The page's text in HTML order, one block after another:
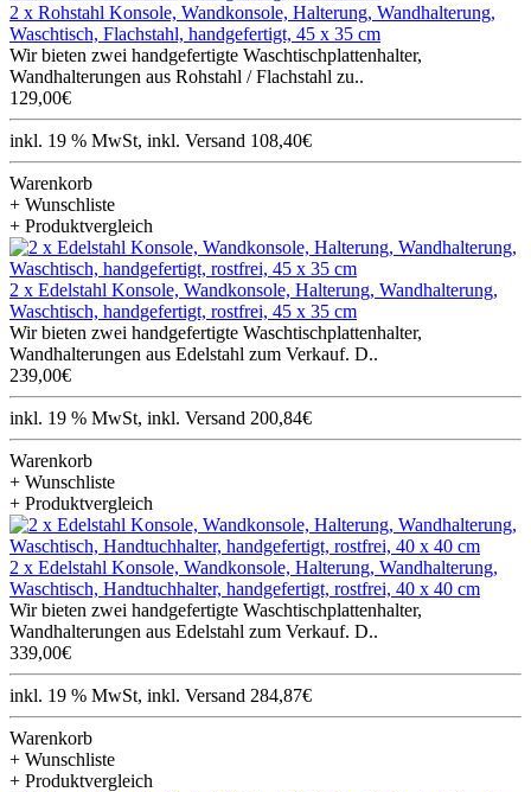
2 x Rohstahl Konsole, Wandkonsole, Halterung, Wandhalterung,
Waschtisch, Flachstahl, handgefertigt, 45 x 35 cm
Wir bieten zwei handgefertigte Waschtischplattenhalter,
Wandhalterungen aus Rohstahl / Flachstahl zu..
129,00€
inkl. 19 % MwSt, inkl. Versand 108,40€
Warenkorb
+ Wunschliste
+ Produktvergleich
2 x Edelstahl Konsole, Wandkonsole, Halterung, Wandhalterung,
Waschtisch, handgefertigt, rostfrei, 45 x 35 cm
Wir bieten zwei handgefertigte Waschtischplattenhalter,
Wandhalterungen aus Edelstahl zum Verkauf. D..
239,00€
inkl. 19 % MwSt, inkl. Versand 200,84€
Warenkorb
+ Wunschliste
+ Produktvergleich
2 x Edelstahl Konsole, Wandkonsole, Halterung, Wandhalterung,
Waschtisch, Handtuchhalter, handgefertigt, rostfrei, 40 x 40 cm
Wir bieten zwei handgefertigte Waschtischplattenhalter,
Wandhalterungen aus Edelstahl zum Verkauf. D..
339,00€
inkl. 19 % MwSt, inkl. Versand 284,87€
Warenkorb
+ Wunschliste
+ Produktvergleich